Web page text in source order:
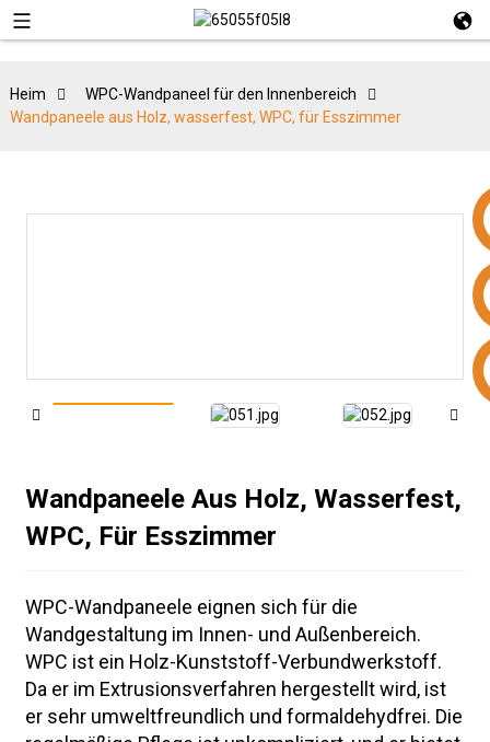
Heim
WPC-Wandpaneel für den Innenbereich
Wandpaneele aus Holz, wasserfest, WPC, für Esszimmer
Wandpaneele Aus Holz, Wasserfest,
WPC, Für Esszimmer
WPC-Wandpaneele eignen sich für die
Wandgestaltung im Innen- und Außenbereich.
WPC ist ein Holz-Kunststoff-Verbundwerkstoff.
Da er im Extrusionsverfahren hergestellt wird, ist
er sehr umweltfreundlich und formaldehydfrei. Die